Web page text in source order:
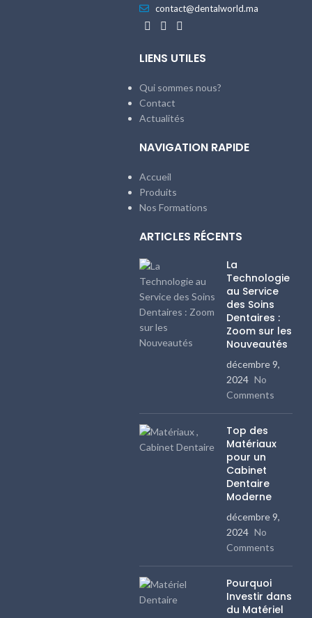
contact@dentalworld.ma
LIENS UTILES
Qui sommes nous?
Contact
Actualités
NAVIGATION RAPIDE
Accueil
Produits
Nos Formations
ARTICLES RÉCENTS
La
Technologie
au Service
des Soins
Dentaires :
Zoom sur les
Nouveautés
décembre 9,
2024 No
Comments
Top des
Matériaux
pour un
Cabinet
Dentaire
Moderne
décembre 9,
2024 No
Comments
Pourquoi
Investir dans
du Matériel